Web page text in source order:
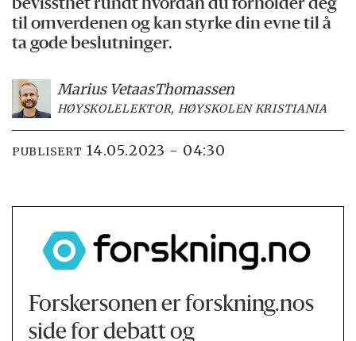
bevissthet rundt hvordan du forholder deg
til omverdenen og kan styrke din evne til å
ta gode beslutninger.
Marius VetaasThomassen
HØYSKOLELEKTOR, HØYSKOLEN KRISTIANIA
PUBLISERT 14.05.2023 - 04:30
Forskersonen er forskning.nos
side for debatt og